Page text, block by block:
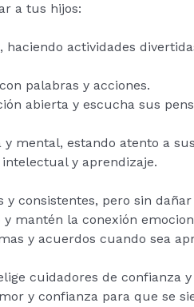
a tus hijos:
haciendo actividades
palabras y acciones.
abierta y escucha sus
mental, estando atento a
y aprendizaje.
y consistentes, pero sin
y mantén la conexión
y acuerdos cuando sea
cuidadores de confianza
y confianza para que se